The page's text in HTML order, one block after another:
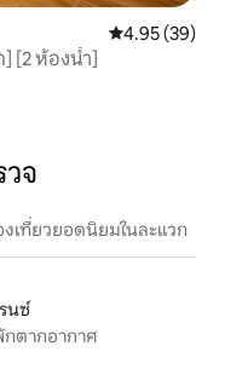
คะแนนเฉลี่ย
4.95 (39)
[2 ห้องน้ำ]
จ
เที่ยวยอดนิยมในละแวก
นซ์
ตากอากาศ